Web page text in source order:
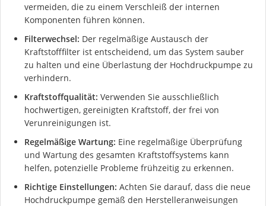
vermeiden, die zu einem Verschleiß der internen
Komponenten führen können.
Filterwechsel: Der regelmäßige Austausch der
Kraftstofffilter ist entscheidend, um das System sauber
zu halten und eine Überlastung der Hochdruckpumpe zu
verhindern.
Kraftstoffqualität: Verwenden Sie ausschließlich
hochwertigen, gereinigten Kraftstoff, der frei von
Verunreinigungen ist.
Regelmäßige Wartung: Eine regelmäßige Überprüfung
und Wartung des gesamten Kraftstoffsystems kann
helfen, potenzielle Probleme frühzeitig zu erkennen.
Richtige Einstellungen: Achten Sie darauf, dass die neue
Hochdruckpumpe gemäß den Herstelleranweisungen